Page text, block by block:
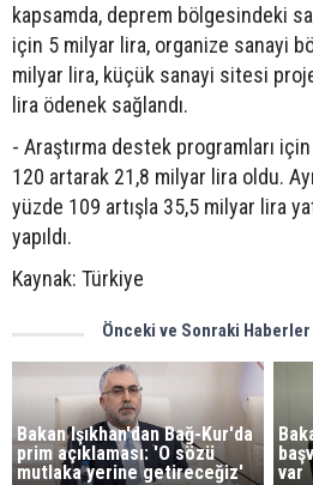
kapsamda, deprem bölgesindeki
için 5 milyar lira, organize sanayi
milyar lira, küçük sanayi sitesi
lira ödenek sağlandı.
- Araştırma destek programları
120 artarak 21,8 milyar lira oldu.
yüzde 109 artışla 35,5 milyar lira
yapıldı.
Kaynak: Türkiye
Önceki ve Sonraki Haberler
Bakan Işıkhan'dan Bağ-Kur'da
prim açıklaması: 'O sözü
mutlaka yerine getireceğiz'
var